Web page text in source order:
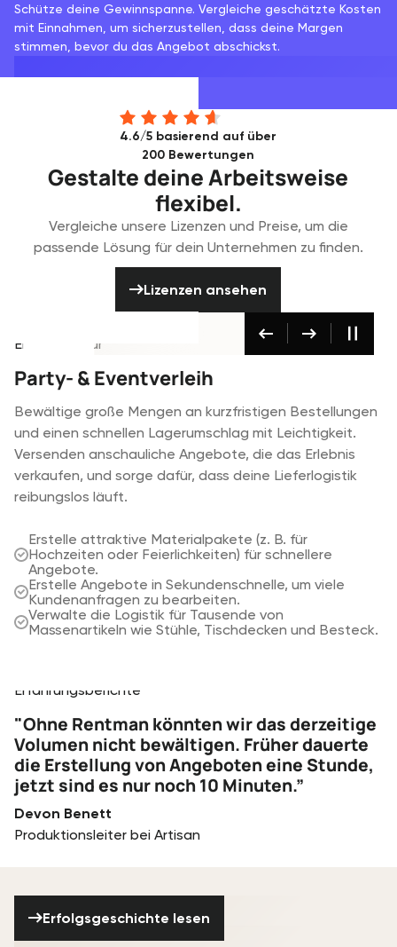
Schütze deine Gewinnspanne. Vergleiche geschätzte Kosten
mit Einnahmen, um sicherzustellen, dass deine Margen
stimmen, bevor du das Angebot abschickst.
4.6/5 basierend auf über
200 Bewertungen
Gestalte deine Arbeitsweise
flexibel.
Vergleiche unsere Lizenzen und Preise, um die
passende Lösung für dein Unternehmen zu finden.
Lizenzen ansehen
Broadcast &
Entwickelt für
AV & Eventproduktion
Koordiniere komplexe technische Produktionen, bei
denen sich Materiallisten und Einsatzpläne ständig
ändern. Sorge für eine gute Zusammenarbeit zwischen
Lager, Technikern, Freelancern und Büro, um teure
Fehler zu vermeiden.
Komplexe technische Aufträge verwalten und
Materialverfügbarkeit sofort prüfen.
Plane Mitarbeiter und verfolge die geschätzten
Kosten bei der Erstellung deines Angebots.
Zumietungen bei Mängeln abwickeln, ohne dabei
deine Gewinnspanne aus den Augen zu verlieren.
Entwickelt für
Party- & Eventverleih
Bewältige große Mengen an kurzfristigen Bestellungen
und einen schnellen Lagerumschlag mit Leichtigkeit.
Versenden anschauliche Angebote, die das Erlebnis
verkaufen, und sorge dafür, dass deine Lieferlogistik
reibungslos läuft.
Erstelle attraktive Materialpakete (z. B. für
Hochzeiten oder Feierlichkeiten) für schnellere
Angebote.
Erstelle Angebote in Sekundenschnelle, um viele
Kundenanfragen zu bearbeiten.
Verwalte die Logistik für Tausende von
Massenartikeln wie Stühle, Tischdecken und Besteck.
Entwickelt für
Broadcast & Medien
Verwalte hochwertige Ausstattung in verschiedenen
Studios und bei Außenaufnahmen. Verfolge deine
Materialien präzise und stelle sicher, dass deine
Kameraausrüstung immer korrekt gepackt und für das
nächste Projekt bereit ist.
Verfolge individuelle Seriennummern für Kameras,
Objektive und teure Ausrüstung.
Verwalte Standardmaterialsets und -konfigurationen
für wiederkehrende Studioproduktionen.
Koordiniere den Transfer von Materialien zwischen
Studios oder Standorten.
Erfahrungsberichte
"Ohne Rentman könnten wir das derzeitige
Volumen nicht bewältigen. Früher dauerte
die Erstellung von Angeboten eine Stunde,
jetzt sind es nur noch 10 Minuten.”
Devon Benett
Produktionsleiter bei Artisan
Erfolgsgeschichte lesen